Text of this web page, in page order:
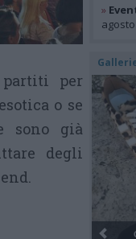
partiti per
o se
sono già
degli
»